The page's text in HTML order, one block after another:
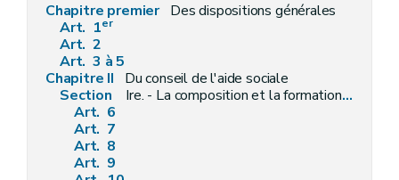
Chapitre premier Des dispositions générales
Art. 1er
Art. 2
Art. 3 à 5
Chapitre II
Du conseil de l'aide sociale
Section
Ire. - La composition et la formation du conseil de l'action sociale
Art. 6
Art. 7
Art. 8
Art. 9